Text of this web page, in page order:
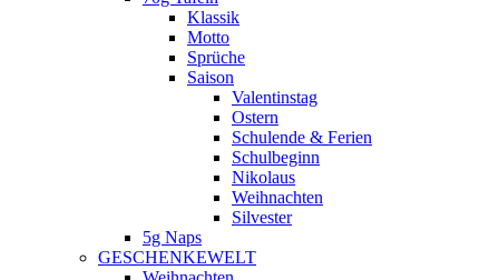
Klassik
Motto
Sprüche
Saison
Valentinstag
Ostern
Schulende & Ferien
Schulbeginn
Nikolaus
Weihnachten
Silvester
5g Naps
GESCHENKEWELT